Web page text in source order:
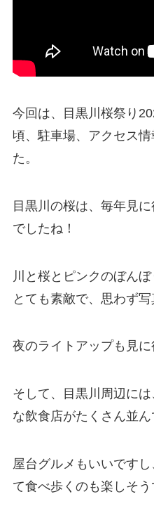
今回は、目黒川桜祭り
頃、駐車場、アクセス
た。
目黒川の桜は、毎年見
でしたね！
川と桜とピンクのぼん
とても素敵で、思わず
夜のライトアップも見に
そして、目黒川周辺に
な飲食店がたくさん並ん
屋台グルメもいいです
て食べ歩くのも楽しそう